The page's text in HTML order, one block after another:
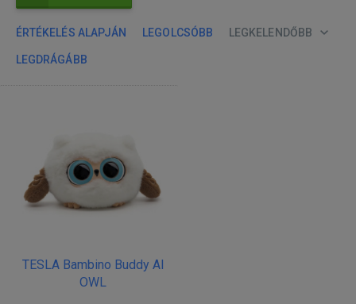
ÉRTÉKELÉS ALAPJÁN LEGOLCSÓBB LEGKELENDŐBB
LEGDRÁGÁBB
TESLA Bambino Buddy AI
OWL